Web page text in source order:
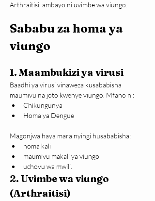
Arthraitisi, ambayo ni uvimbe wa viungo.
Sababu za homa ya
viungo
1. Maambukizi ya virusi
Baadhi ya virusi vinaweza kusababisha
maumivu na joto kwenye viungo. Mfano ni:
Chikungunya
Homa ya Dengue
Magonjwa haya mara nyingi husababisha:
homa kali
maumivu makali ya viungo
uchovu wa mwili.
2. Uvimbe wa viungo
(Arthraitisi)